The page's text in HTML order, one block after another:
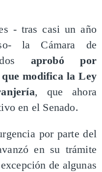
- tras casi un año
la Cámara de
aprobó por
modifica la Ley
, que ahora
en el Senado.
por parte del
en su trámite
de algunas